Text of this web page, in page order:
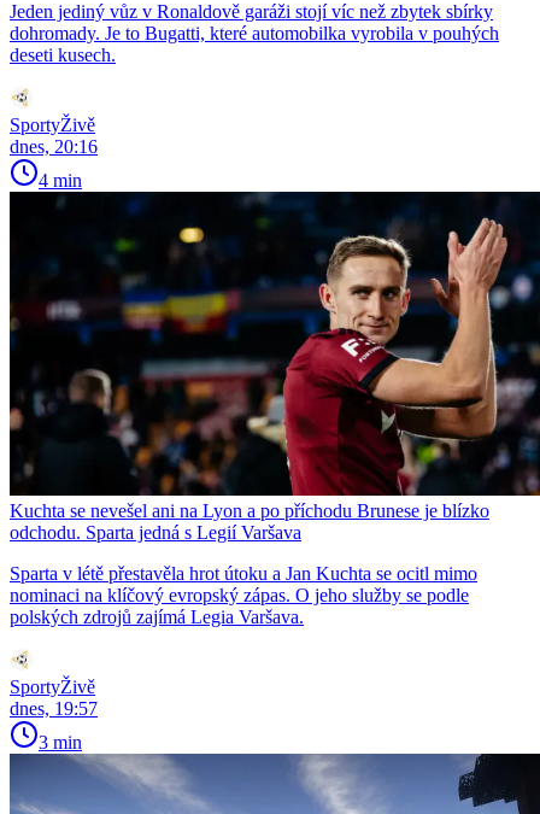
Jeden jediný vůz v Ronaldově garáži stojí víc než zbytek sbírky
dohromady. Je to Bugatti, které automobilka vyrobila v pouhých
deseti kusech.
SportyŽivě
dnes, 20:16
4 min
Kuchta se nevešel ani na Lyon a po příchodu Brunese je blízko
odchodu. Sparta jedná s Legií Varšava
Sparta v létě přestavěla hrot útoku a Jan Kuchta se ocitl mimo
nominaci na klíčový evropský zápas. O jeho služby se podle
polských zdrojů zajímá Legia Varšava.
SportyŽivě
dnes, 19:57
3 min